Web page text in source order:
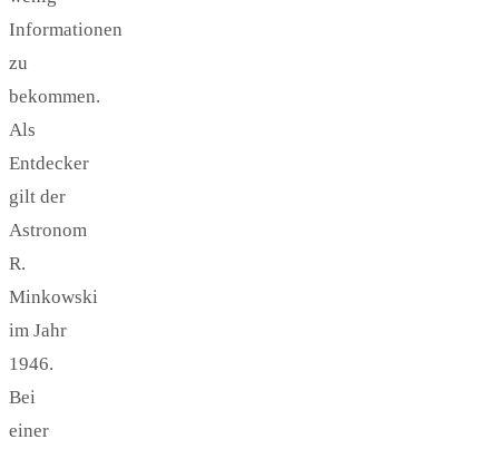
Informationen
zu
bekommen.
Als
Entdecker
gilt der
Astronom
R.
Minkowski
im Jahr
1946.
Bei
einer